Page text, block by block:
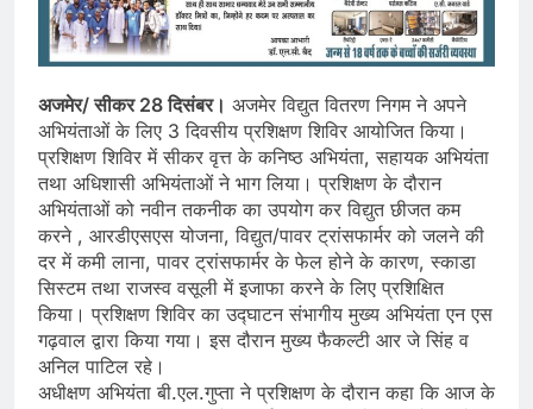
अजमेर/ सीकर 28 दिसंबर। अजमेर विद्युत वितरण निगम ने अपने
अभियंताओं के लिए 3 दिवसीय प्रशिक्षण शिविर आयोजित किया।
प्रशिक्षण शिविर में सीकर वृत्त के कनिष्ठ अभियंता, सहायक अभियंता
तथा अधिशासी अभियंताओं ने भाग लिया। प्रशिक्षण के दौरान
अभियंताओं को नवीन तकनीक का उपयोग कर विद्युत छीजत कम
करने , आरडीएसएस योजना, विद्युत/पावर ट्रांसफार्मर को जलने की
दर में कमी लाना, पावर ट्रांसफार्मर के फेल होने के कारण, स्काडा
सिस्टम तथा राजस्व वसूली में इजाफा करने के लिए प्रशिक्षित
किया। प्रशिक्षण शिविर का उद्घाटन संभागीय मुख्य अभियंता एन एस
गढ़वाल द्वारा किया गया। इस दौरान मुख्य फैकल्टी आर जे सिंह व
अनिल पाटिल रहे।
अधीक्षण अभियंता बी.एल.गुप्ता ने प्रशिक्षण के दौरान कहा कि आज के